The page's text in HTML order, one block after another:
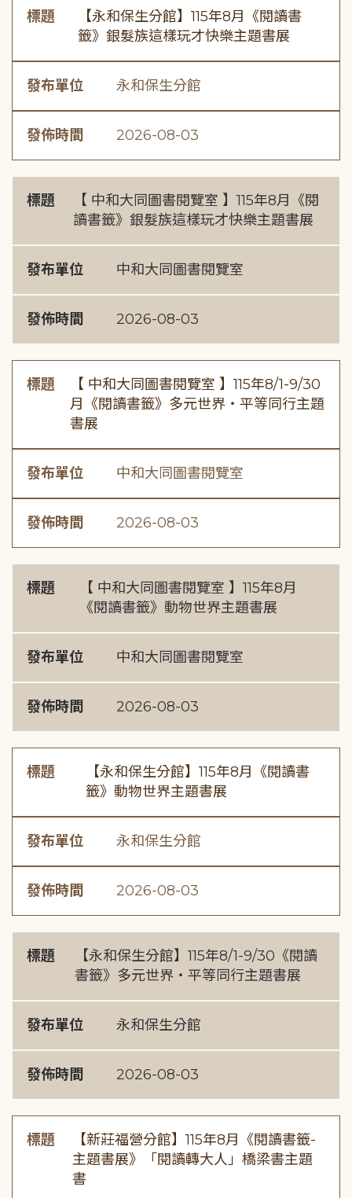
標題
【永和保生分館】115年8月《閱讀書
籤》銀髮族這樣玩才快樂主題書展
發布單位 永和保生分館
發佈時間 2026-08-03
標題
【 中和大同圖書閱覽室 】115年8月《閱
讀書籤》銀髮族這樣玩才快樂主題書展
發布單位 中和大同圖書閱覽室
發佈時間 2026-08-03
標題
【 中和大同圖書閱覽室 】115年8/1-9/30
月《閱讀書籤》多元世界・平等同行主題
書展
發布單位 中和大同圖書閱覽室
發佈時間 2026-08-03
標題
【 中和大同圖書閱覽室 】115年8月
《閱讀書籤》動物世界主題書展
發布單位 中和大同圖書閱覽室
發佈時間 2026-08-03
標題
【永和保生分館】115年8月《閱讀書
籤》動物世界主題書展
發布單位 永和保生分館
發佈時間 2026-08-03
標題
【永和保生分館】115年8/1-9/30《閱讀
書籤》多元世界・平等同行主題書展
發布單位 永和保生分館
發佈時間 2026-08-03
標題
【新莊福營分館】115年8月《閱讀書籤-
主題書展》「閱讀轉大人」橋梁書主題
書